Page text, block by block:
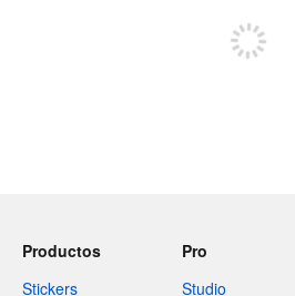
Productos
Stickers
Pro
Studio